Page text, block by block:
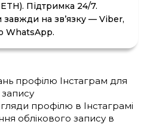
Підтримка 24/7.
на зв’язку — Viber,
WhatsApp.
профілю Інстаграм для
запису
профілю в Інстаграмі
облікового запису в